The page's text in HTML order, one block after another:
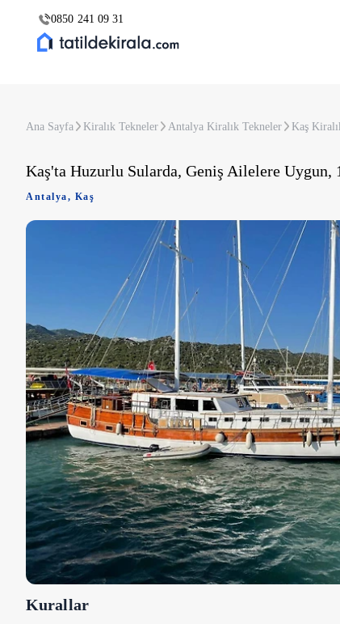
0850 241 09 31
Ana Sayfa Kiralık Tekneler Antalya Kiralık Tekneler Kaş
Kaş'ta Huzurlu Sularda, Geniş Ailelere
Antalya, Kaş
Kurallar